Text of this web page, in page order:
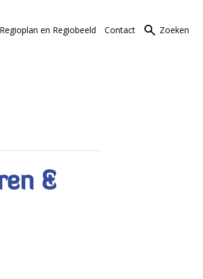
Regioplan en Regiobeeld Contact Zoeken
&